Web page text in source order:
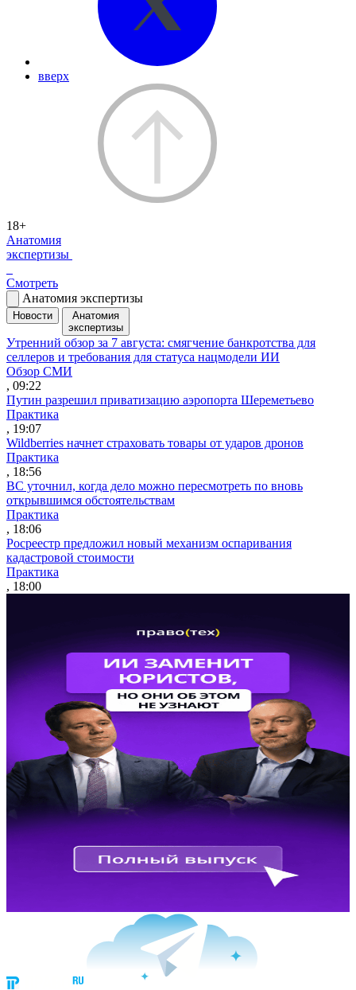
вверх
18+
Анатомия
экспертизы
Смотреть
Анатомия экспертизы
Новости
Анатомия
экспертизы
Утренний обзор за 7 августа: смягчение банкротства для
селлеров и требования для статуса нацмодели ИИ
Обзор СМИ
, 09:22
Путин разрешил приватизацию аэропорта Шереметьево
Практика
, 19:07
Wildberries начнет страховать товары от ударов дронов
Практика
, 18:56
ВС уточнил, когда дело можно пересмотреть по вновь
открывшимся обстоятельствам
Практика
, 18:06
Росреестр предложил новый механизм оспаривания
кадастровой стоимости
Практика
, 18:00